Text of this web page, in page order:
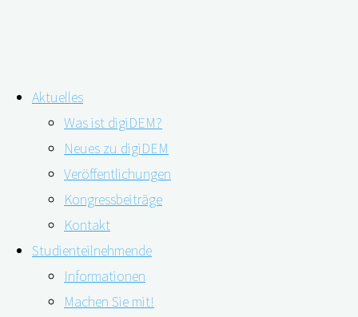
Inhalt
springen
Aktuelles
Was ist digiDEM?
Neues zu digiDEM
Veröffentlichungen
Kongressbeiträge
Kontakt
Studienteilnehmende
Informationen
Machen Sie mit!
Schmerzerfassung mittels
automatischer Gesichtserkennung